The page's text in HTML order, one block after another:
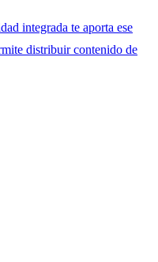
integrada te aporta ese
distribuir contenido de